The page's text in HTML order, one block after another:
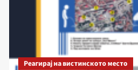
Реагирај на вистинското место